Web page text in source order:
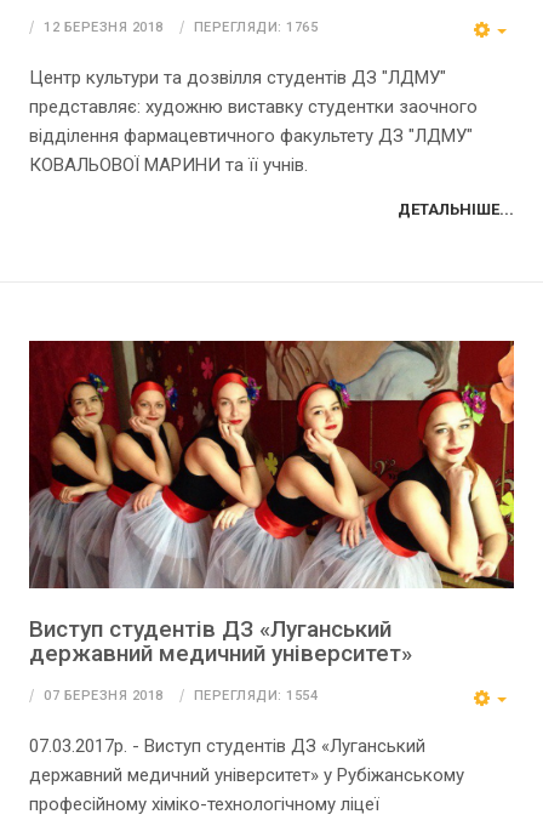
12 БЕРЕЗНЯ 2018 ПЕРЕГЛЯДИ: 1765
Центр культури та дозвілля студентів ДЗ "ЛДМУ"
представляє: художню виставку студентки заочного
відділення фармацевтичного факультету ДЗ "ЛДМУ"
КОВАЛЬОВОЇ МАРИНИ та її учнів.
ДЕТАЛЬНІШЕ...
Виступ студентів ДЗ «Луганський
державний медичний університет»
07 БЕРЕЗНЯ 2018 ПЕРЕГЛЯДИ: 1554
07.03.2017р. - Виступ студентів ДЗ «Луганський
державний медичний університет» у Рубіжанському
професійному хіміко-технологічному ліцеї